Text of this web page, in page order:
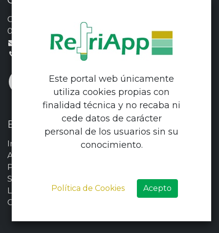
Calle Sierra Alhamilla, 47 Pol. Ind. La Juaida
04240 Viator, Almería
info@refriapp.es
+34 950 30 44 79
Enlaces de interés
Inicio
Acerca de
Productos
Servicios
Legal
Contáctenos
Este portal web únicamente
utiliza cookies propias con
finalidad técnica y no recaba ni
cede datos de carácter
personal de los usuarios sin su
conocimiento.
Política de Cookies Acepto